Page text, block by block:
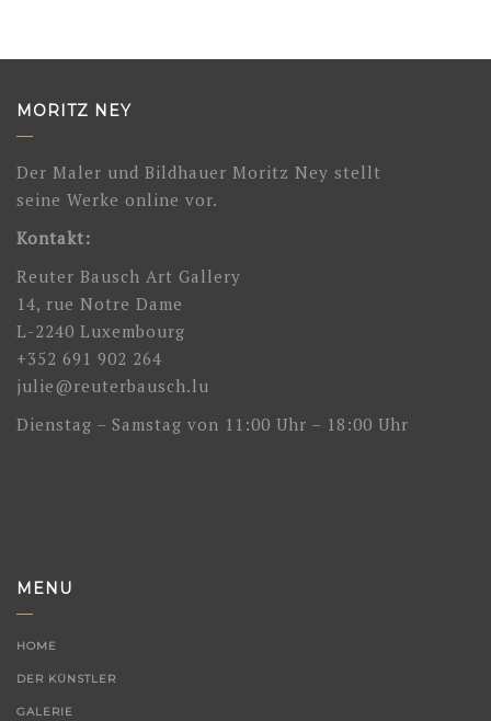
MORITZ NEY
Der Maler und Bildhauer Moritz Ney stellt
seine Werke online vor.
Kontakt:
Reuter Bausch Art Gallery
14, rue Notre Dame
L-2240 Luxembourg
+352 691 902 264
julie@reuterbausch.lu
Dienstag – Samstag von 11:00 Uhr – 18:00 Uhr
MENU
HOME
DER KÜNSTLER
GALERIE